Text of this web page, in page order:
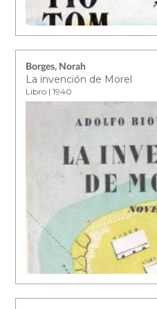
Borges, Norah
La invención de Morel
Libro | 1940